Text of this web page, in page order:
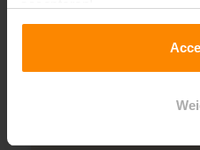
Draagkracht per
1.550 kg (516 kg per